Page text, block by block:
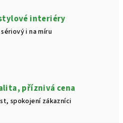
interiéry
i na míru
příznivá cena
spokojení zákazníci